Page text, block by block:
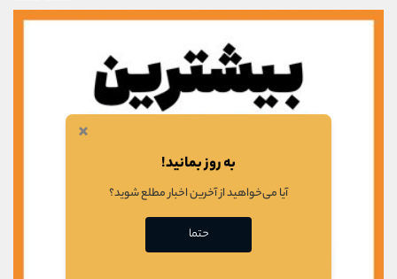
×
به روز بمانید!
آیا می‌خواهید از آخرین اخبار مطلع شوید؟
حتما